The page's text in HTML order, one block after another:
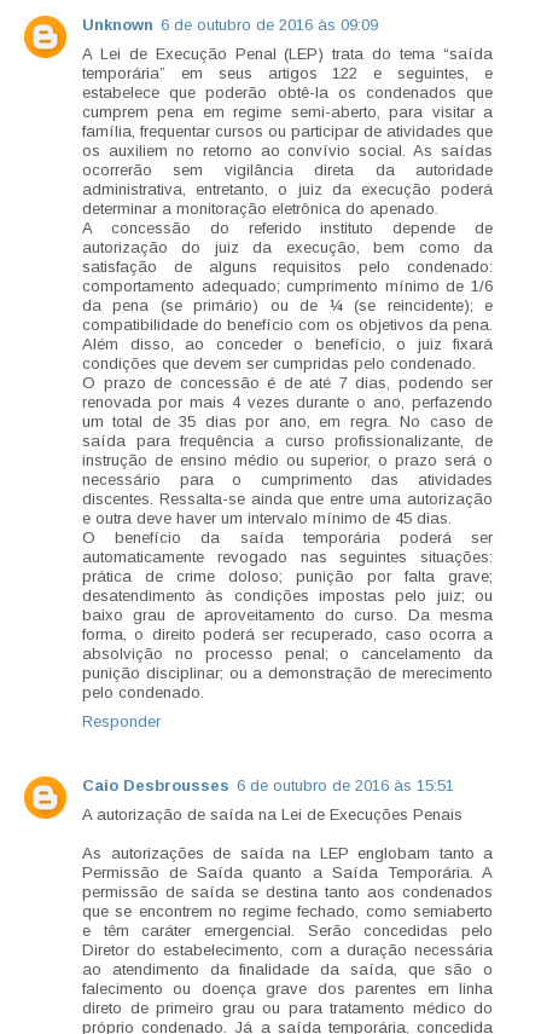
Unknown 6 de outubro de 2016 às 09:09
A Lei de Execução Penal (LEP) trata do tema “saída
temporária” em seus artigos 122 e seguintes, e
estabelece que poderão obtê-la os condenados que
cumprem pena em regime semi-aberto, para visitar a
família, frequentar cursos ou participar de atividades que
os auxiliem no retorno ao convívio social. As saídas
ocorrerão sem vigilância direta da autoridade
administrativa, entretanto, o juiz da execução poderá
determinar a monitoração eletrônica do apenado.
A concessão do referido instituto depende de
autorização do juiz da execução, bem como da
satisfação de alguns requisitos pelo condenado:
comportamento adequado; cumprimento mínimo de 1/6
da pena (se primário) ou de ¼ (se reincidente); e
compatibilidade do benefício com os objetivos da pena.
Além disso, ao conceder o benefício, o juiz fixará
condições que devem ser cumpridas pelo condenado.
O prazo de concessão é de até 7 dias, podendo ser
renovada por mais 4 vezes durante o ano, perfazendo
um total de 35 dias por ano, em regra. No caso de
saída para frequência a curso profissionalizante, de
instrução de ensino médio ou superior, o prazo será o
necessário para o cumprimento das atividades
discentes. Ressalta-se ainda que entre uma autorização
e outra deve haver um intervalo mínimo de 45 dias.
O benefício da saída temporária poderá ser
automaticamente revogado nas seguintes situações:
prática de crime doloso; punição por falta grave;
desatendimento às condições impostas pelo juiz; ou
baixo grau de aproveitamento do curso. Da mesma
forma, o direito poderá ser recuperado, caso ocorra a
absolvição no processo penal; o cancelamento da
punição disciplinar; ou a demonstração de merecimento
pelo condenado.
Responder
Caio Desbrousses 6 de outubro de 2016 às 15:51
A autorização de saída na Lei de Execuções Penais
As autorizações de saída na LEP englobam tanto a
Permissão de Saída quanto a Saída Temporária. A
permissão de saída se destina tanto aos condenados
que se encontrem no regime fechado, como semiaberto
e têm caráter emergencial. Serão concedidas pelo
Diretor do estabelecimento, com a duração necessária
ao atendimento da finalidade da saída, que são o
falecimento ou doença grave dos parentes em linha
direto de primeiro grau ou para tratamento médico do
próprio condenado. Já a saída temporária, concedida